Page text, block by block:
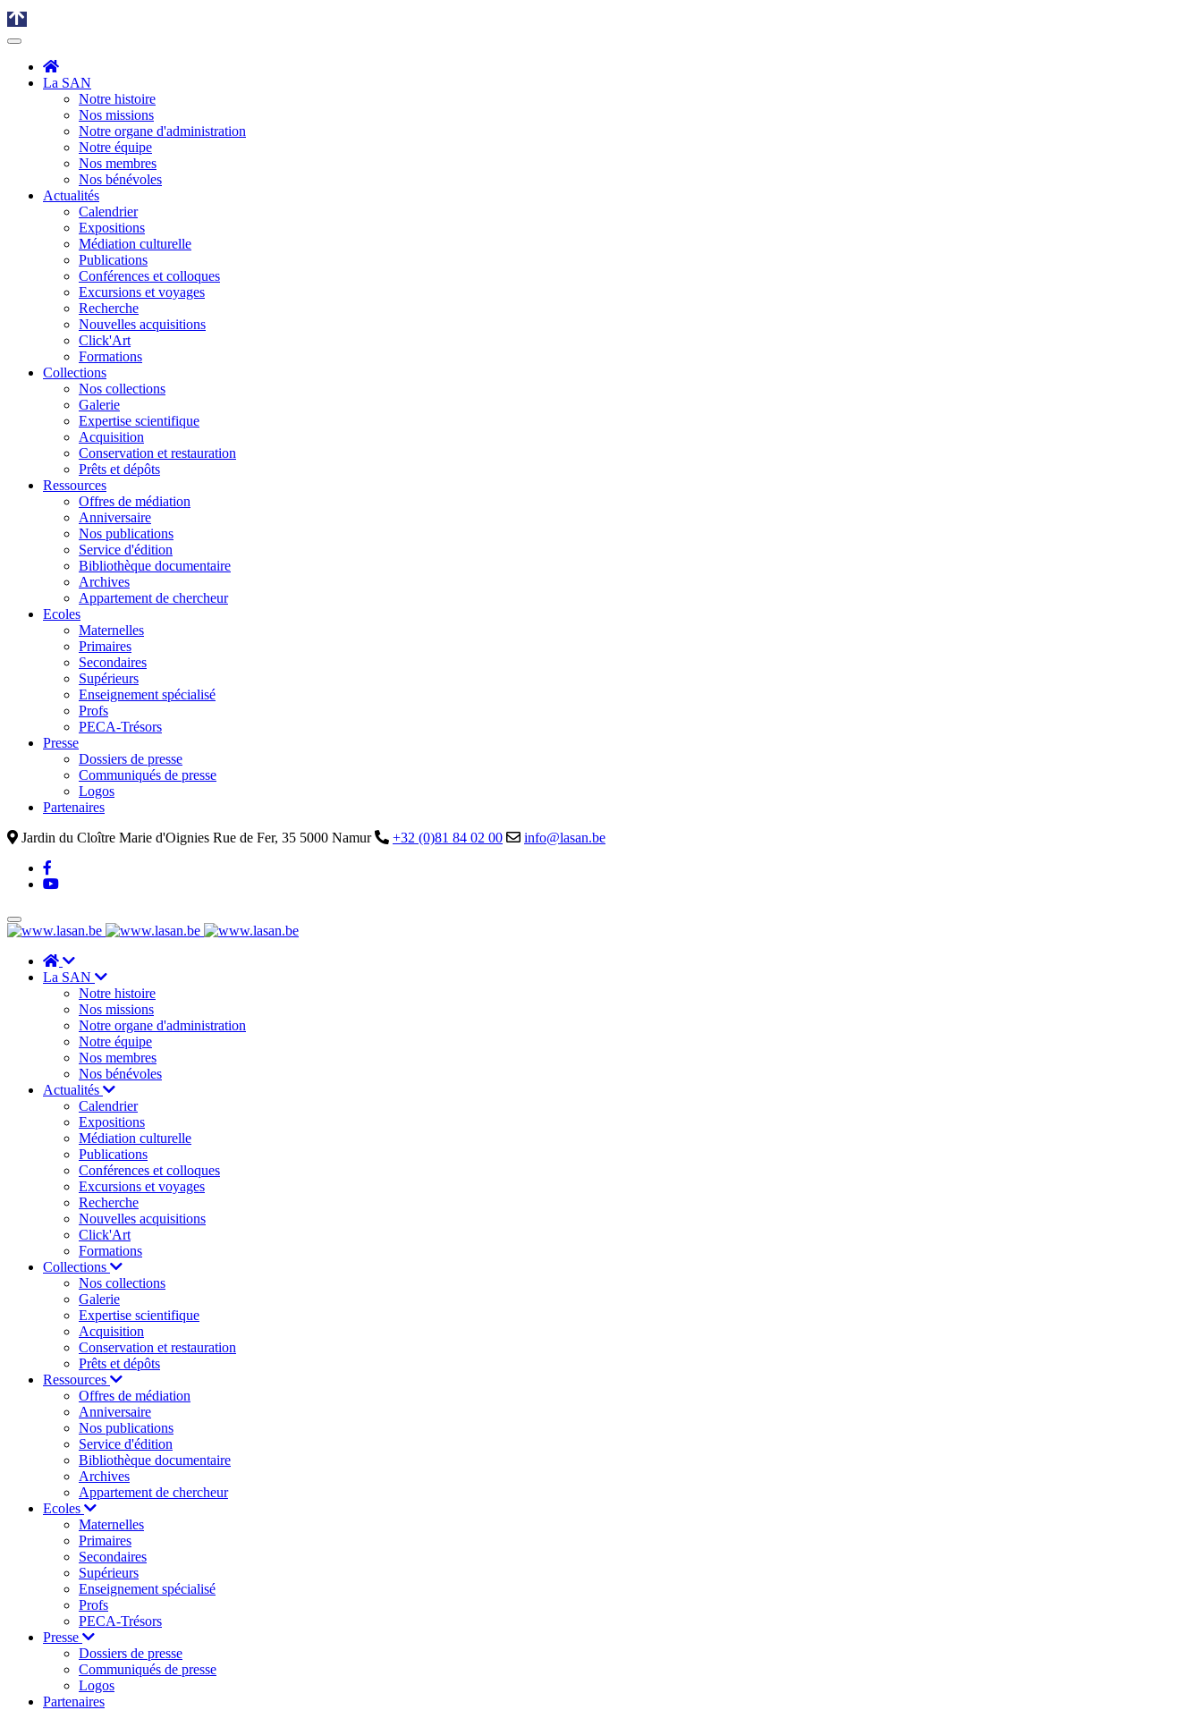
La SAN
Notre histoire
Nos missions
Notre organe d'administration
Notre équipe
Nos membres
Nos bénévoles
Actualités
Calendrier
Expositions
Médiation culturelle
Publications
Conférences et colloques
Excursions et voyages
Recherche
Nouvelles acquisitions
Click'Art
Formations
Collections
Nos collections
Galerie
Expertise scientifique
Acquisition
Conservation et restauration
Prêts et dépôts
Ressources
Offres de médiation
Anniversaire
Nos publications
Service d'édition
Bibliothèque documentaire
Archives
Appartement de chercheur
Ecoles
Maternelles
Primaires
Secondaires
Supérieurs
Enseignement spécialisé
Profs
PECA-Trésors
Presse
Dossiers de presse
Communiqués de presse
Logos
Partenaires
Jardin du Cloître Marie d'Oignies Rue de Fer, 35 5000 Namur
+32 (0)81 84 02 00 info@lasan.be
La SAN
Notre histoire
Nos missions
Notre organe d'administration
Notre équipe
Nos membres
Nos bénévoles
Actualités
Calendrier
Expositions
Médiation culturelle
Publications
Conférences et colloques
Excursions et voyages
Recherche
Nouvelles acquisitions
Click'Art
Formations
Collections
Nos collections
Galerie
Expertise scientifique
Acquisition
Conservation et restauration
Prêts et dépôts
Ressources
Offres de médiation
Anniversaire
Nos publications
Service d'édition
Bibliothèque documentaire
Archives
Appartement de chercheur
Ecoles
Maternelles
Primaires
Secondaires
Supérieurs
Enseignement spécialisé
Profs
PECA-Trésors
Presse
Dossiers de presse
Communiqués de presse
Logos
Partenaires